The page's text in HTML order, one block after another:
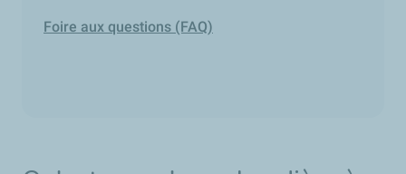
Foire aux questions (FAQ)